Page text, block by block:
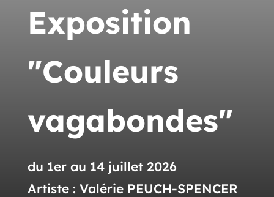
Exposition
"Couleurs
vagabondes"
du 1er au 14 juillet 2026
Artiste : Valérie PEUCH-SPENCER